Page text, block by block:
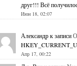
друг!!! Всё
Июн 18, 02:07
Александрк записи
Апр 17, 00:22